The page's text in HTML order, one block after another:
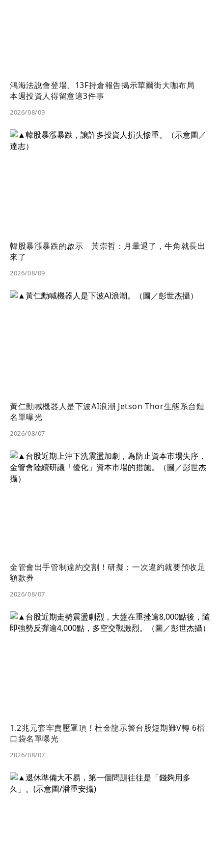
鴻海法說會登場、13F持倉報告揭示華爾街大咖布局
本週投資人得留意這3件事
2026/08/09
韓股暴漲暴跌的啟示 黃崇哲：月暈退了，牛角就長出
來了
2026/08/09
黃仁勳喊機器人是下波AI浪潮 Jetson Thor生態系台鏈
名單曝光
2026/08/07
金管會出手管制違約交割！研擬：一次違約就要預收足
額款券
2026/08/07
1.2兆元套牢賣壓罩頂！杜金龍示警台股短期難V轉 6檔
口袋名單曝光
2026/08/07